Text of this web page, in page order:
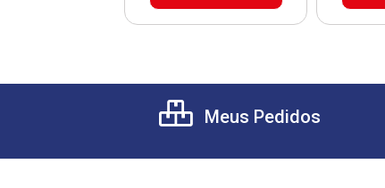
Meus Pedidos